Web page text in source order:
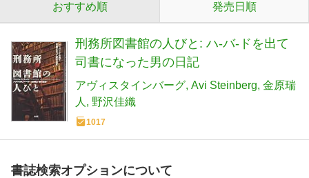
おすすめ順 発売日順
刑務所図書館の人びと: ハ-バ-ドを出て
司書になった男の日記
アヴィスタインバーグ Avi Steinberg 金原瑞
人
野沢佳織
1017
書誌検索オプションについて